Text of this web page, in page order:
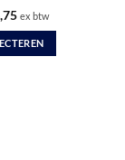
Prijsklasse:
tot
€ 68,75
ex btw